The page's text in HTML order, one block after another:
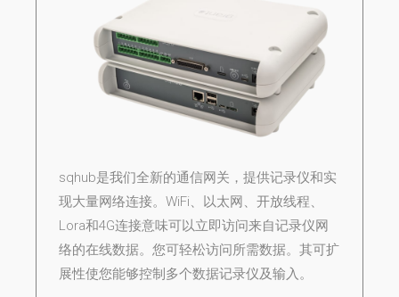
sqhub是我们全新的通信网关，提供记录仪和实
现大量网络连接。WiFi、以太网、开放线程、
Lora和4G连接意味可以立即访问来自记录仪网
络的在线数据。您可轻松访问所需数据。其可扩
展性使您能够控制多个数据记录仪及输入。